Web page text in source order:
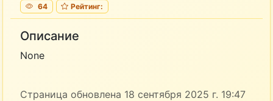
64
Рейтинг:
Описание
None
Страница обновлена 18 сентября 2025 г. 19:47